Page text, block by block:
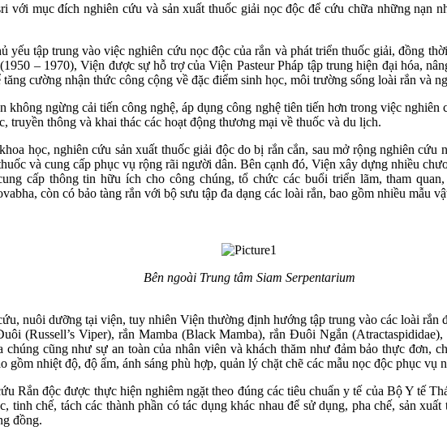
với mục đích nghiên cứu và sản xuất thuốc giải nọc độc để cứu chữa những nạn
yếu tập trung vào việc nghiên cứu nọc độc của rắn và phát triển thuốc giải, đồng
– 1970), Viện được sự hỗ trợ của Viện Pasteur Pháp tập trung hiện đại hóa,
cường nhận thức công cộng về đặc điểm sinh học, môi trường sống loài rắn và
ngừng cải tiến công nghệ, áp dụng công nghệ tiên tiến hơn trong việc
truyền thông và khai thác các hoạt động thương mại về thuốc và du lịch.
học, nghiên cứu sản xuất thuốc giải độc do bị rắn cắn, sau mở rộng nghiên
và cung cấp phục vụ rộng rãi người dân. Bên cạnh đó, Viện xây dựng nhiều
cấp thông tin hữu ích cho công chúng, tổ chức các buổi triển lãm, tham
còn có bảo tàng rắn với bộ sưu tập đa dạng các loài rắn, bao gồm nhiều mẫu
Bên ngoài Trung tâm Siam Serpentarium
nuôi dưỡng tại viện, tuy nhiên Viện thường định hướng tập trung vào các loài
(Russell’s Viper), rắn Mamba (Black Mamba), rắn Đuôi Ngắn
chúng cũng như sự an toàn của nhân viên và khách thăm như đảm bảo thực
gồm nhiệt độ, độ ẩm, ánh sáng phù hợp, quản lý chặt chẽ các mẫu nọc độc phục
Rắn độc được thực hiện nghiêm ngặt theo đúng các tiêu chuẩn y tế của Bộ Y tế
tinh chế, tách các thành phần có tác dụng khác nhau để sử dụng, pha chế, sản
đồng.